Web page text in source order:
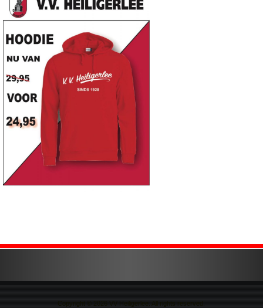
Copyright © 2026 VV Heiligerlee. All rights reserved.